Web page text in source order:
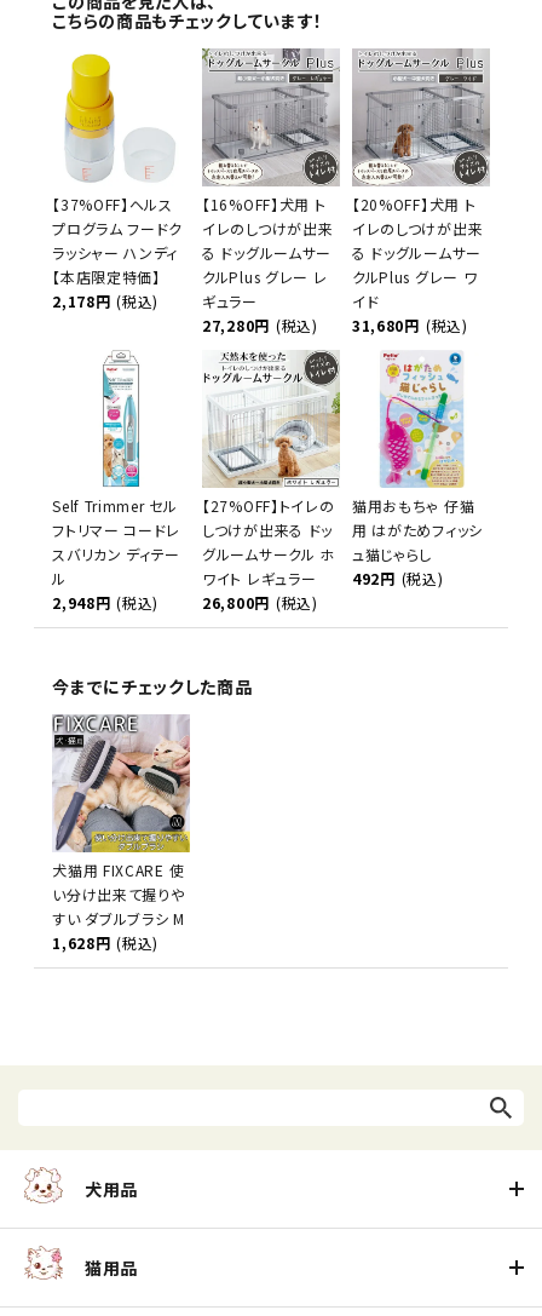
こちらの商品もチェックしています！
【37%OFF】ヘルス
プログラム フードク
ラッシャー ハンディ
【本店限定特価】
2,178円 (税込)
【16%OFF】犬用 ト
イレのしつけが出来
る ドッグルームサー
クルPlus グレー レ
ギュラー
27,280円 (税込)
【20%OFF】犬用 ト
イレのしつけが出来
る ドッグルームサー
クルPlus グレー ワ
イド
31,680円 (税込)
Self Trimmer セル
フトリマー コードレ
スバリカン ディテー
ル
2,948円 (税込)
【27%OFF】トイレの
しつけが出来る ドッ
グルームサークル ホ
ワイト レギュラー
26,800円 (税込)
猫用おもちゃ 仔猫
用 はがためフィッシ
ュ猫じゃらし
492円 (税込)
今までにチェックした商品
犬猫用 FIXCARE 使
い分け出来て握りや
すい ダブルブラシ M
1,628円 (税込)
犬用品
猫用品